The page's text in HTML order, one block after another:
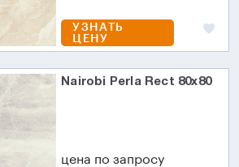
УЗНАТЬ
ЦЕНУ
Nairobi Perla Rect 80x80
цена по запросу